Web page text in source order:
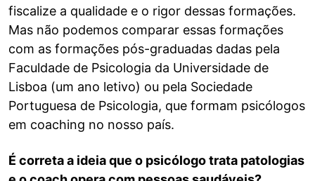
fiscalize a qualidade e o rigor dessas formações.
Mas não podemos comparar essas formações
com as formações pós-graduadas dadas pela
Faculdade de Psicologia da Universidade de
Lisboa (um ano letivo) ou pela Sociedade
Portuguesa de Psicologia, que formam psicólogos
em coaching no nosso país.
É correta a ideia que o psicólogo trata patologias